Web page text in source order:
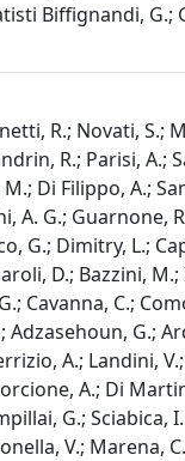
Biffignandi, G.;
R.; Novati, S.;
R.; Parisi, A.;
Di Filippo, A.;
A. G.;
G.; Dimitry, L.;
D.; Bazzini,
Cavanna, C.;
Adzasehoun, G.;
A.; Landini,
A.; Di
G.;
V.; Marena,